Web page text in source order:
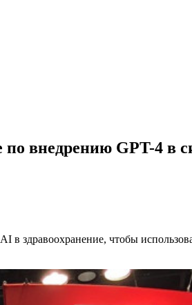
внедрению GPT-4 в
в здравоохранение, чтобы